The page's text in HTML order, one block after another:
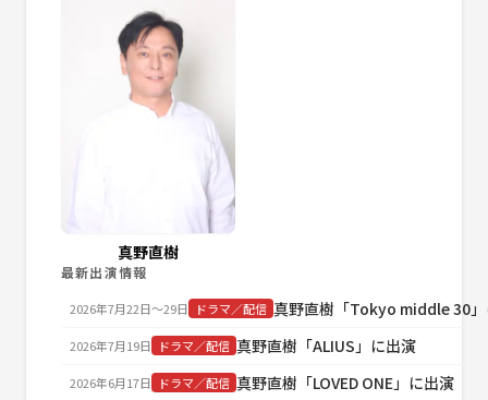
真野直樹
最新出演情報
2026年7月22日〜29日 ドラマ／配信 真野直樹「Tokyo middle 30
2026年7月19日 ドラマ／配信 真野直樹「ALIUS」に出演
2026年6月17日 ドラマ／配信 真野直樹「LOVED ONE」に出演